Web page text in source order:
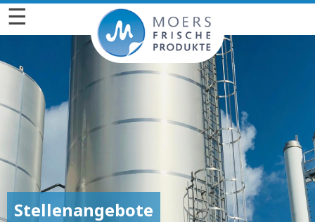
☰
Stellenangebote